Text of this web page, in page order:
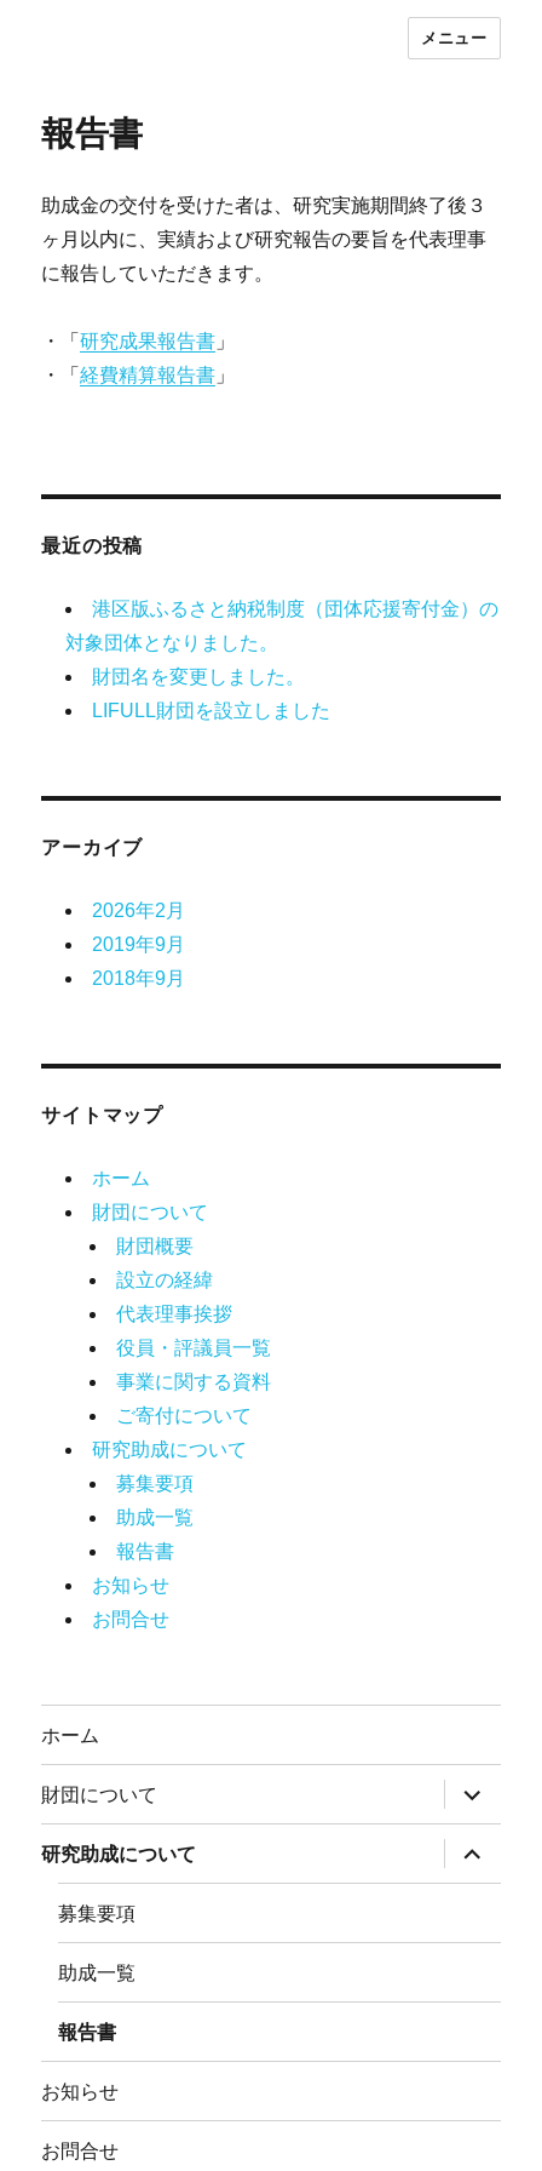
公益財団法人 Well-being for Planet
メニュー
報告書
助成金の交付を受けた者は、研究実施期間終了後３
ヶ月以内に、実績および研究報告の要旨を代表理事
に報告していただきます。
・「研究成果報告書 」
・「経費精算報告書 」
最近の投稿
港区版ふるさと納税制度（団体応援寄付金）の
対象団体となりました。
財団名を変更しました。
LIFULL財団を設立しました
アーカイブ
2026年2月
2019年9月
2018年9月
サイトマップ
ホーム
財団について
財団概要
設立の経緯
代表理事挨拶
役員・評議員一覧
事業に関する資料
ご寄付について
研究助成について
募集要項
助成一覧
報告書
お知らせ
お問合せ
ホーム
財団について
ブ
メ
ュ
ー
開
研究助成について
ブ
メ
ー
開
募集要項
助成一覧
報告書
お知らせ
お問合せ